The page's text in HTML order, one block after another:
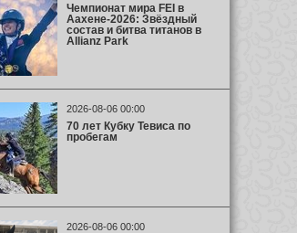
Чемпионат мира FEI в
Аахене-2026: Звёздный
состав и битва титанов в
Allianz Park
2026-08-06 00:00
70 лет Кубку Тевиса по
пробегам
2026-08-06 00:00